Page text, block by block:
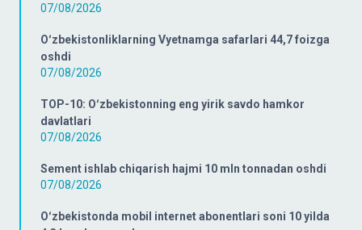
07/08/2026
Oʻzbekistonliklarning Vyetnamga safarlari 44,7 foizga
oshdi
07/08/2026
TOP-10: Oʻzbekistonning eng yirik savdo hamkor
davlatlari
07/08/2026
Sement ishlab chiqarish hajmi 10 mln tonnadan oshdi
07/08/2026
Oʻzbekistonda mobil internet abonentlari soni 10 yilda